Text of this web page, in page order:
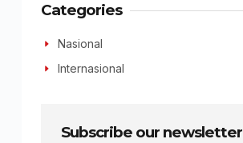
Categories
Nasional
Internasional
Subscribe our newsletter